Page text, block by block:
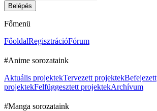
Főmenü
FőoldalRegisztrációFórum
#Anime sorozataink
Aktuális projektekTervezett projektekBefejezett
projektekFelfüggesztett projektekArchívum
#Manga sorozataink